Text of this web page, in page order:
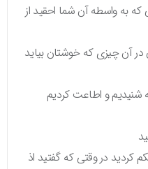
به واسطه آن شما احقید از
آن چیزی که خوشتان بیاید
و اطاعت کردیم
کردید در وقتی که گفتید اذ